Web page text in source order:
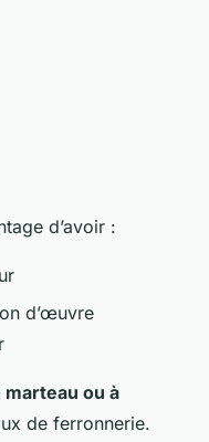
d’avoir :
d’œuvre
ou à
de ferronnerie.